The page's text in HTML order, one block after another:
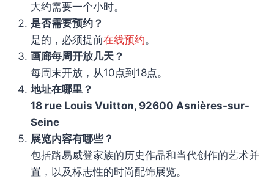
大约需要一个小时。
是否需要预约？
是的，必须提前在线预约。
画廊每周开放几天？
每周末开放，从10点到18点。
地址在哪里？
18 rue Louis Vuitton, 92600 Asnières-sur-
Seine
展览内容有哪些？
包括路易威登家族的历史作品和当代创作的艺术并
置，以及标志性的时尚配饰展览。